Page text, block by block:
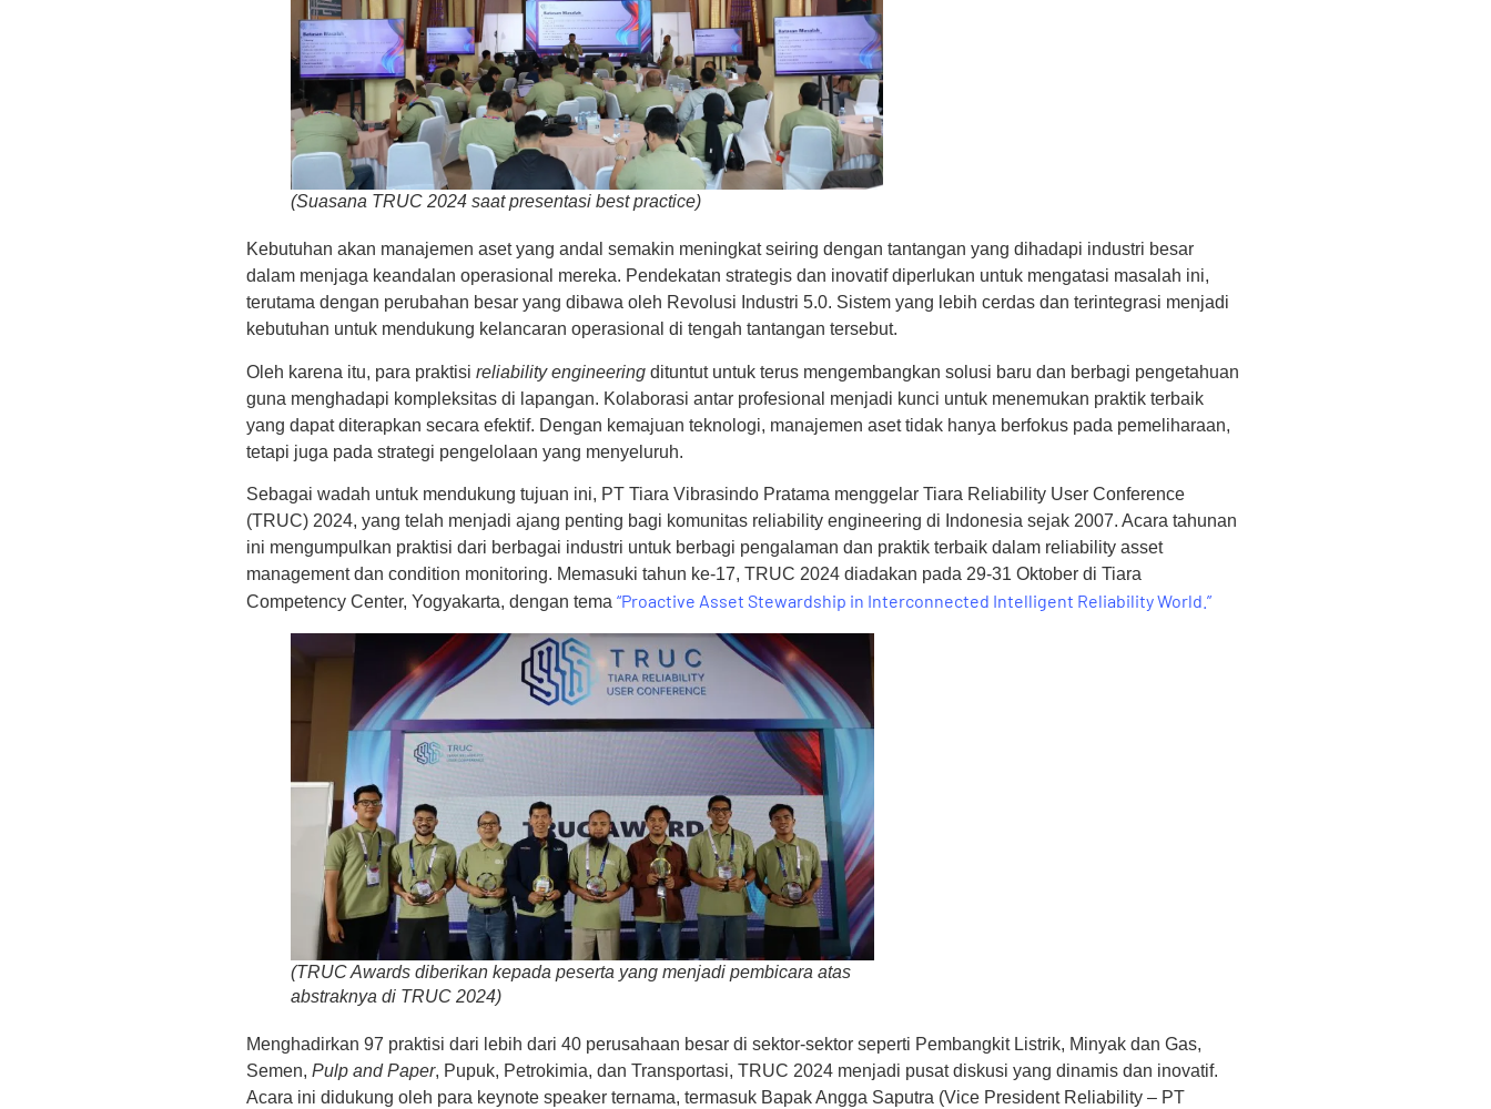
(Suasana TRUC 2024 saat presentasi best practice)
Kebutuhan akan manajemen aset yang andal semakin meningkat seiring dengan tantangan yang dihadapi industri besar
dalam menjaga keandalan operasional mereka. Pendekatan strategis dan inovatif diperlukan untuk mengatasi masalah ini,
terutama dengan perubahan besar yang dibawa oleh Revolusi Industri 5.0. Sistem yang lebih cerdas dan terintegrasi menjadi
kebutuhan untuk mendukung kelancaran operasional di tengah tantangan tersebut.
Oleh karena itu, para praktisi reliability engineering dituntut untuk terus mengembangkan solusi baru dan berbagi pengetahuan
guna menghadapi kompleksitas di lapangan. Kolaborasi antar profesional menjadi kunci untuk menemukan praktik terbaik
yang dapat diterapkan secara efektif. Dengan kemajuan teknologi, manajemen aset tidak hanya berfokus pada pemeliharaan,
tetapi juga pada strategi pengelolaan yang menyeluruh.
Sebagai wadah untuk mendukung tujuan ini, PT Tiara Vibrasindo Pratama menggelar Tiara Reliability User Conference
(TRUC) 2024, yang telah menjadi ajang penting bagi komunitas reliability engineering di Indonesia sejak 2007. Acara tahunan
ini mengumpulkan praktisi dari berbagai industri untuk berbagi pengalaman dan praktik terbaik dalam reliability asset
management dan condition monitoring. Memasuki tahun ke-17, TRUC 2024 diadakan pada 29-31 Oktober di Tiara
Competency Center, Yogyakarta, dengan tema “Proactive Asset Stewardship in Interconnected Intelligent Reliability World.”
(TRUC Awards diberikan kepada peserta yang menjadi pembicara atas
abstraknya di TRUC 2024)
Menghadirkan 97 praktisi dari lebih dari 40 perusahaan besar di sektor-sektor seperti Pembangkit Listrik, Minyak dan Gas,
Semen, Pulp and Paper, Pupuk, Petrokimia, dan Transportasi, TRUC 2024 menjadi pusat diskusi yang dinamis dan inovatif.
Acara ini didukung oleh para keynote speaker ternama, termasuk Bapak Angga Saputra (Vice President Reliability – PT